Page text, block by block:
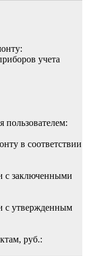
учета
пользователем:
в соответствии
с заключенными
с утвержденным
руб.: